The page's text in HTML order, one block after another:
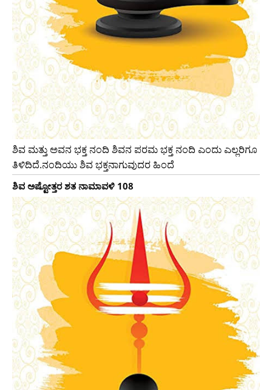
ಶಿವ ಮತ್ತು ಅವನ ಭಕ್ತ ನಂದಿ ಶಿವನ ಪರಮ ಭಕ್ತ ನಂದಿ ಎಂದು ಎಲ್ಲರಿಗೂ
ತಿಳಿದಿದೆ.ನಂದಿಯು ಶಿವ ಭಕ್ತನಾಗುವುದರ ಹಿಂದೆ
ಶಿವ ಅಷ್ಟೋತ್ತರ ಶತ ನಾಮಾವಳಿ 108